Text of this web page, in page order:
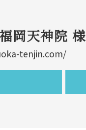
岡天神院 様
tenjin.com/